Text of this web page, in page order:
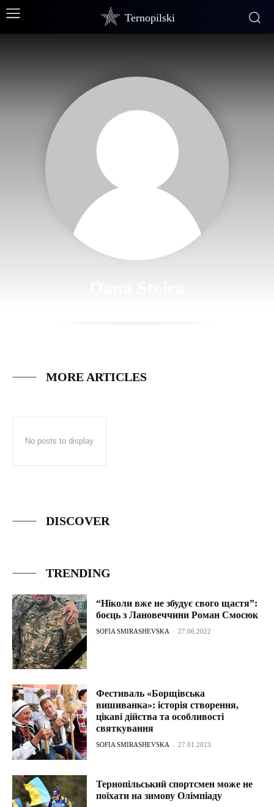
Ternopilski
MORE ARTICLES
No posts to display
DISCOVER
TRENDING
“Ніколи вже не збудує свого щастя”:
боєць з Лановеччини Роман Смосюк
SOFIA SMIRASHEVSKA - 27.06.2022
Фестиваль «Борщівська
вишиванка»: історія створення,
цікаві дійства та особливості
святкування
SOFIA SMIRASHEVSKA - 27.01.2023
Тернопільський спортсмен може не
поїхати на зимову Олімпіаду